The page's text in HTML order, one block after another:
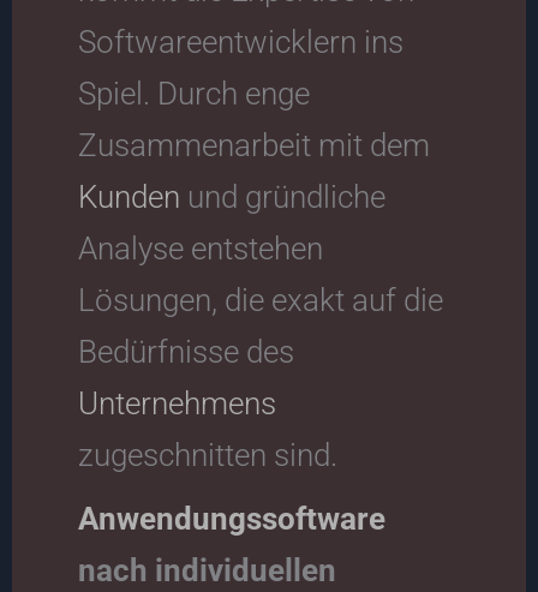
Softwareentwicklern ins
Spiel. Durch enge
Zusammenarbeit mit dem
Kunden und gründliche
Analyse entstehen
Lösungen, die exakt auf die
Bedürfnisse des
Unternehmens
zugeschnitten sind.
Anwendungssoftware
nach individuellen